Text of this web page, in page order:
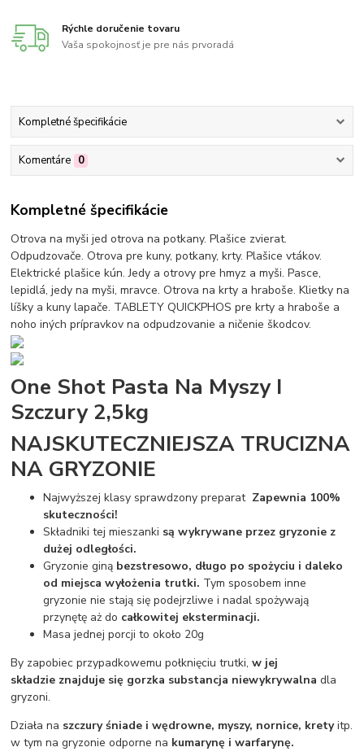
Rýchle doručenie tovaru
Vaša spokojnosť je pre nás prvoradá
Kompletné špecifikácie
Komentáre 0
Kompletné špecifikácie
Otrova na myši jed otrova na potkany. Plašice zvierat.
Odpudzovače. Otrova pre kuny, potkany, krty. Plašice vtákov.
Elektrické plašice kún. Jedy a otrovy pre hmyz a myši. Pasce,
lepidlá, jedy na myši, mravce. Otrova na krty a hraboše. Klietky na
líšky a kuny lapače. TABLETY QUICKPHOS pre krty a hraboše a
noho iných prípravkov na odpudzovanie a ničenie škodcov.
One Shot Pasta Na Myszy I
Szczury 2,5kg
NAJSKUTECZNIEJSZA TRUCIZNA
NA GRYZONIE
Najwyższej klasy sprawdzony preparat Zapewnia 100%
skuteczności!
Składniki tej mieszanki są wykrywane przez gryzonie z
dużej odległości.
Gryzonie giną bezstresowo, długo po spożyciu i daleko
od miejsca wyłożenia trutki. Tym sposobem inne
gryzonie nie stają się podejrzliwe i nadal spożywają
przynętę aż do całkowitej eksterminacji.
Masa jednej porcji to około 20g
By zapobiec przypadkowemu połknięciu trutki, w jej
składzie znajduje się gorzka substancja niewykrywalna dla
gryzoni.
Działa na szczury śniade i wędrowne, myszy, nornice, kretyitp.
w tym na gryzonie odporne na kumarynę i warfarynę.